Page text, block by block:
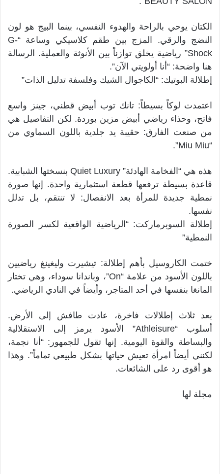
الكتان يوحي بالراحة والهدوء النفسي، بينما البيج هو لون
النضج والرقي. المزج بين طقم كلاسيكي وساعة “G-
Shock” رياضية يخلق توازناً بين الأنوثة والعملية. الرسالة
هنا واضحة: “أنا أولويتي الآن”.
إطلالة البوتيك: “الكاجوال الشيك وفلسفة تدليل الذات”
اعتمدت لوكاً بسيطاً: تانك توب أبيض قطني، جينز واسع
فاتح، وحذاء رياضي أبيض مزين بوردة. لكن التفاصيل هي
من صنعت الفارق: حقيبة يد جلدية باللون السماوي من
“Miu Miu”.
هذه هي “الفخامة الهادئة” Quiet Luxury بنسختها الشبابية.
قاعدة بسيطة ترفعها قطعة استثمارية واحدة. إنها صورة
نمطية جديدة للمرأة بعد الانفصال: لا تنتقم، بل تدلل
نفسها.
إطلالة السوبرماركت: “الرياضية الواقعية لكسر الصورة
النمطية”
ختمت الكاروسيل بأهم إطلالة: تيشيرت وليغينغ رياضيين
باللون الأسود من علامة “On”، وباندانا سوداء، وهي تختار
المانغا بنفسها في أحد المتاجر، وأيضاً في النادي الرياضي.
بعد ثلاث إطلالات فاخرة، عادت طافش إلى الأرض.
أسلوب “Athleisure” الأسود يرمز إلى الاستقلالية
والبساطة والقوة اليومية. إنها تقول للجمهور: “أنا نجمة،
لكنني أيضاً امرأة تعيش حياتها بشكل طبيعي تماماً”. وهذا
هو أقوى رد على الشائعات.
مجلة لها